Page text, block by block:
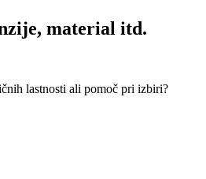
material itd.
lastnosti ali pomoč pri izbiri?